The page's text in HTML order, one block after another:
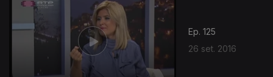
Ep. 125
26 set. 2016